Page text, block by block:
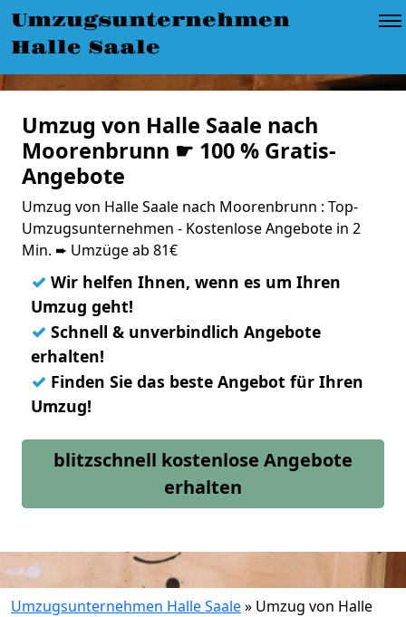
Umzugsunternehmen
Halle Saale
Umzug von Halle Saale nach
Moorenbrunn ☛ 100 % Gratis-
Angebote
Umzug von Halle Saale nach Moorenbrunn : Top-
Umzugsunternehmen - Kostenlose Angebote in 2
Min. ➨ Umzüge ab 81€
✓ Wir helfen Ihnen, wenn es um Ihren
Umzug geht!
✓ Schnell & unverbindlich Angebote
erhalten!
✓ Finden Sie das beste Angebot für Ihren
Umzug!
blitzschnell kostenlose Angebote
erhalten
Umzugsunternehmen Halle Saale» Umzug von Halle